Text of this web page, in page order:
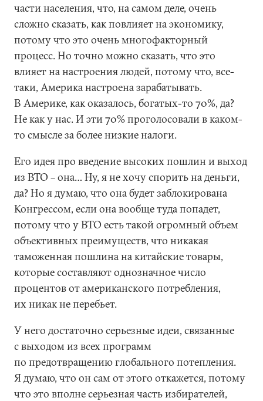
части населения, что, на самом деле, очень
сложно сказать, как повлияет на экономику,
потому что это очень многофакторный
процесс. Но точно можно сказать, что это
влияет на настроения людей, потому что, все-
таки, Америка настроена зарабатывать.
В Америке, как оказалось, богатых-то 70%, да?
Не как у нас. И эти 70% проголосовали в каком-
то смысле за более низкие налоги.
Его идея про введение высоких пошлин и выход
из ВТО – она… Ну, я не хочу спорить на деньги,
да? Но я думаю, что она будет заблокирована
Конгрессом, если она вообще туда попадет,
потому что у ВТО есть такой огромный объем
объективных преимуществ, что никакая
таможенная пошлина на китайские товары,
которые составляют однозначное число
процентов от американского потребления,
их никак не перебьет.
У него достаточно серьезные идеи, связанные
с выходом из всех программ
по предотвращению глобального потепления.
Я думаю, что он сам от этого откажется, потому
что это вполне серьезная часть избирателей,